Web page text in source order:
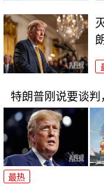
特朗普刚说要谈判
最热